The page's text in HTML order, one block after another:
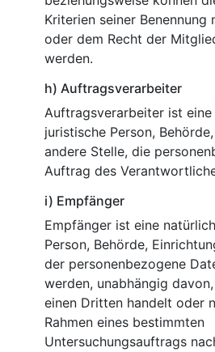
Kriterien seiner Benennung
oder dem Recht der
werden.
h) Auftragsverarbeiter
Auftragsverarbeiter ist
juristische Person,
andere Stelle, die
Auftrag des
i) Empfänger
Empfänger ist eine
Person, Behörde,
der personenbezogene
werden, unabhängig
einen Dritten handelt oder
Rahmen eines bestimmten
Untersuchungsauftrags